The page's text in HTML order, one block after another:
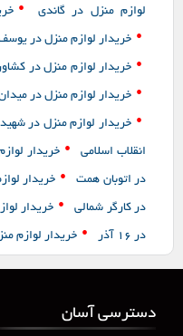
لوازم منزل در گاندی •
• خریدار لوازم منزل در یوسف
• خریدار لوازم منزل در
• خریدار لوازم منزل در
• خریدار لوازم منزل در
انقلاب اسلامی • خریدار
در اتوبان همت • خریدار
در کارگر شمالی • خریدار
در 16 آذر • خریدار لوازم
دسترسی آسان